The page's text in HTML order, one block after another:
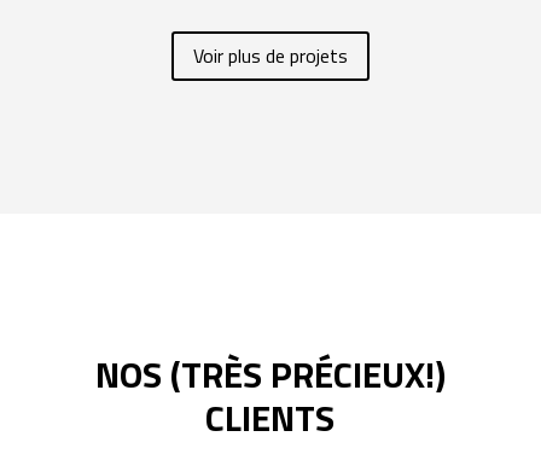
Voir plus de projets
NOS (TRÈS PRÉCIEUX!)
CLIENTS